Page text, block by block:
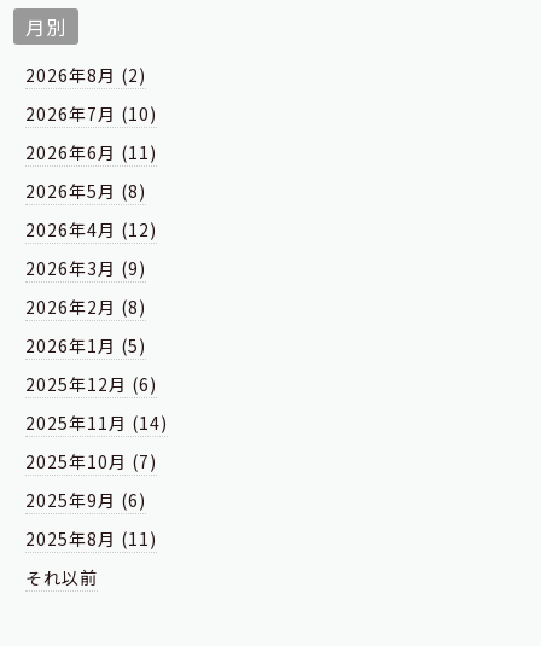
月別
2026年8月 (2)
2026年7月 (10)
2026年6月 (11)
2026年5月 (8)
2026年4月 (12)
2026年3月 (9)
2026年2月 (8)
2026年1月 (5)
2025年12月 (6)
2025年11月 (14)
2025年10月 (7)
2025年9月 (6)
2025年8月 (11)
それ以前